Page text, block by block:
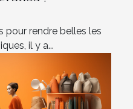
pour rendre belles les
il y a...